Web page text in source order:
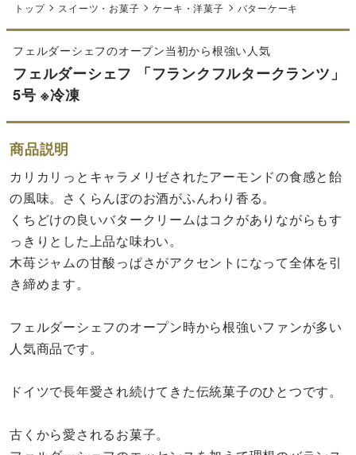
トップ スイーツ・お菓子 ケーキ・洋菓子 バターケーキ
フェルダーシェフのオープン当初から根強い人気
フェルダーシェフ 「フランクフルタークランツ」
5号 ※冷凍
商品説明
カリカリっとキャラメリゼされたアーモンドの食感と飴
の風味。さくらんぼのお酒がふんわり香る。
くちどけの良いバタークリームはコクがありながらもす
っきりとした上品な味わい。
木苺ジャムの甘酸っぱさがアクセントになって全体を引
き締めます。
フェルダーシェフのオープン時から根強いファンが多い
人気商品です。
ドイツで長年愛され続けてきた伝統菓子のひとつです。
古くから愛されるお菓子。